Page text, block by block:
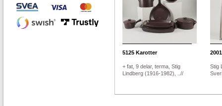
5125 Karotter
+ fat, 9 delar, terma, Stig
Lindberg (1916-1982), ..//
2001
Stig